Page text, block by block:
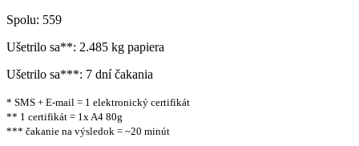
Spolu: 559
Ušetrilo sa**: 2.485 kg papiera
Ušetrilo sa***: 7 dní čakania
* SMS + E-mail = 1 elektronický certifikát
** 1 certifikát = 1x A4 80g
*** čakanie na výsledok = ~20 minút